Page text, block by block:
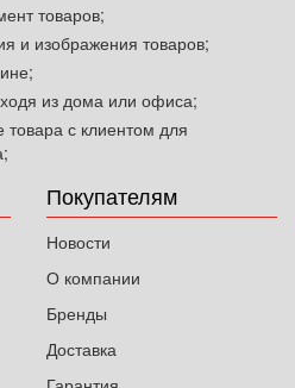
товаров;
и изображения товаров;
из дома или офиса;
товара с клиентом для
Покупателям
Новости
О компании
Бренды
Доставка